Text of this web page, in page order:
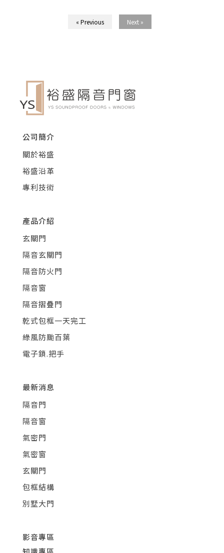
« Previous Next »
公司簡介
關於裕盛
裕盛沿革
專利技術
產品介紹
玄關門
隔音玄關門
隔音防火門
隔音窗
隔音摺疊門
乾式包框一天完工
綠風防颱百葉
電子鎖.把手
最新消息
隔音門
隔音窗
氣密門
氣密窗
玄關門
包框結構
別墅大門
影音專區